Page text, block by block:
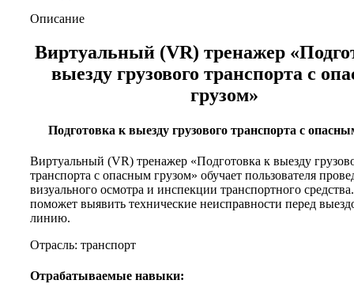
Описание
Виртуальный (VR) тренажер
выезду грузового транспорта с
грузом»
Подготовка к выезду грузового транспорта с
Виртуальный (VR) тренажер «Подготовка к выезду
транспорта с опасным грузом» обучает пользователя
визуального осмотра и инспекции транспортного
поможет выявить технические неисправности перед
линию.
Отрасль: транспорт
Отрабатываемые навыки: